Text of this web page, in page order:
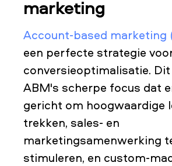
marketing
Account-based marketing
een perfecte strategie
conversieoptimalisatie.
ABM's scherpe focus dat
gericht om hoogwaardige
trekken, sales- en
marketingsamenwerking
stimuleren, en custom-